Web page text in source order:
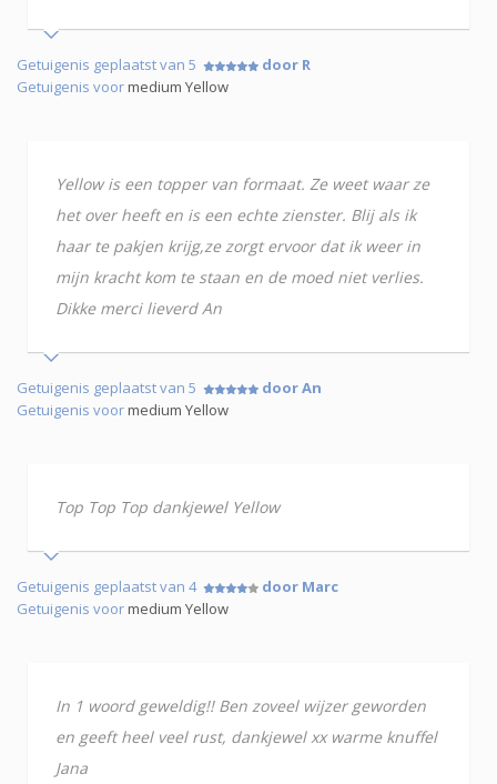
Getuigenis geplaatst van 5
door R
Getuigenis voormedium Yellow
Yellow is een topper van formaat. Ze weet waar ze
het over heeft en is een echte zienster. Blij als ik
haar te pakjen krijg,ze zorgt ervoor dat ik weer in
mijn kracht kom te staan en de moed niet verlies.
Dikke merci lieverd An
Getuigenis geplaatst van 5
door An
Getuigenis voormedium Yellow
Top Top Top dankjewel Yellow
Getuigenis geplaatst van 4
door Marc
Getuigenis voormedium Yellow
In 1 woord geweldig!! Ben zoveel wijzer geworden
en geeft heel veel rust, dankjewel xx warme knuffel
Jana